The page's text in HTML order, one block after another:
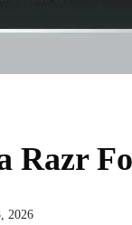
Razr
2026